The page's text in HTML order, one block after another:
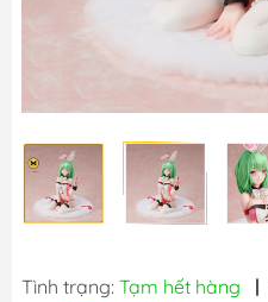
Tình trạng: Tạm hết hàng |